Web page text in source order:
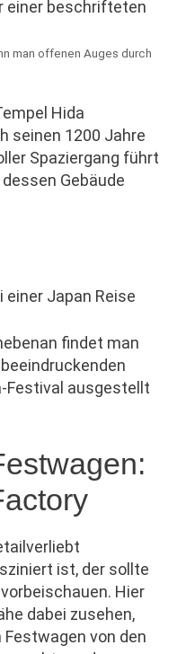
man offenen Auges durch
Hida
seinen 1200 Jahre
Spaziergang führt
Gebäude
findet man
Festival ausgestellt
ist, der sollte
Hier
dabei zusehen,
von den